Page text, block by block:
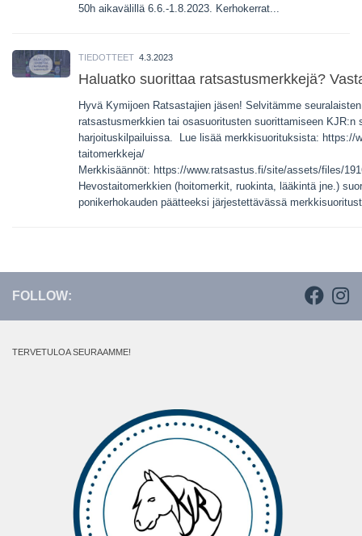
50h aikavälillä 6.6.-1.8.2023. Kerhokerrat...
TIEDOTTEET 4.3.2023
Haluatko suorittaa ratsastusmerkkejä?
Hyvä Kymijoen Ratsastajien jäsen! Selvitämme
ratsastusmerkkien tai osasuoritusten suorittamiseen KJR:n
harjoituskilpailuissa. Lue lisää merkkisuorituksista: https://
taitomerkkeja/
Merkkisäännöt: https://www.ratsastus.fi/site/assets/files/
Hevostaitomerkkien (hoitomerkit, ruokinta, lääkintä jne.)
ponikerhokauden päätteeksi järjestettävässä
FOLLOW:
TERVETULOA SEURAAMME!